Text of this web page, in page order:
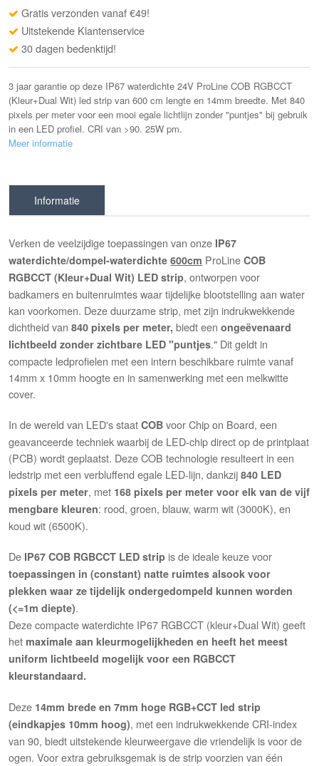
Gratis verzonden vanaf €49!
Uitstekende Klantenservice
30 dagen bedenktijd!
3 jaar garantie op deze IP67 waterdichte 24V ProLine COB RGBCCT
(Kleur+Dual Wit) led strip van 600 cm lengte en 14mm breedte. Met 840
pixels per meter voor een mooi egale lichtlijn zonder "puntjes" bij gebruik
in een LED profiel. CRI van >90. 25W pm.
Meer informatie
Informatie
Verken de veelzijdige toepassingen van onze IP67
waterdichte/dompel-waterdichte600cm ProLineCOB
RGBCCT (Kleur+Dual Wit) LED strip, ontworpen voor
badkamers en buitenruimtes waar tijdelijke blootstelling aan water
kan voorkomen. Deze duurzame strip, met zijn indrukwekkende
dichtheid van840 pixels per meter, biedt eenongeëvenaard
lichtbeeld zonder zichtbare LED "puntjes." Dit geldt in
compacte ledprofielen met een intern beschikbare ruimte vanaf
14mm x 10mm hoogte en in samenwerking met een melkwitte
cover.
In de wereld van LED's staatCOB voor Chip on Board, een
geavanceerde techniek waarbij de LED-chip direct op de printplaat
(PCB) wordt geplaatst. Deze COB technologie resulteert in een
ledstrip met een verbluffend egale LED-lijn, dankzij840 LED
pixels per meter, met 168 pixels per meter voor elk van de vijf
mengbare kleuren: rood, groen, blauw, warm wit (3000K), en
koud wit (6500K).
De IP67 COB RGBCCT LED strip is de ideale keuze voor
toepassingen in (constant) natte ruimtes alsook voor
plekken waar ze tijdelijk ondergedompeld kunnen worden
(<=1m diepte).
Deze compacte waterdichte IP67 RGBCCT (kleur+Dual Wit) geeft
het maximale aan kleurmogelijkheden en heeft het meest
uniform lichtbeeld mogelijk voor een RGBCCT
kleurstandaard.
Deze 14mm brede en 7mm hoge RGB+CCT led strip
(eindkapjes 10mm hoog), met een indrukwekkende CRI-index
van 90, biedt uitstekende kleurweergave die vriendelijk is voor de
ogen. Voor extra gebruiksgemak is de strip voorzien van één